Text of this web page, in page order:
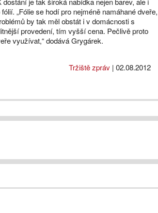
„Fólie se hodí pro nejméně namáhané dveře,
by tak měl obstát i v domácnosti s
provedení, tím vyšší cena. Pečlivě proto
využívat,“ dodává Grygárek.
Tržiště zpráv | 02.08.2012